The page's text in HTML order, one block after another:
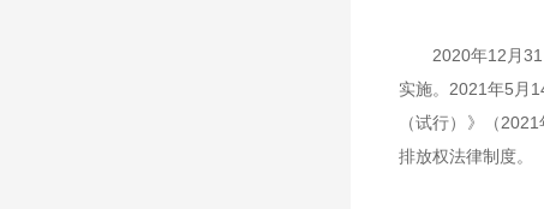
2020年12月
实施。2021年5月
（试行）》（
排放权法律制度。